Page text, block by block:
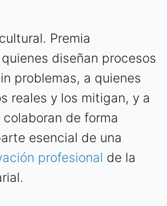
Premia
diseñan procesos
problemas, a quienes
reales y los mitigan, y a
de forma
esencial de una
profesional de la